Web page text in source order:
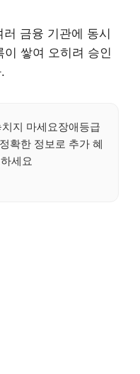
러 금융 기관에 동시
쌓여 오히려 승인
지 마세요장애등급
확한 정보로 추가 혜
세요